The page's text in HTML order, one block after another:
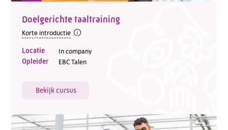
Doelgerichte taaltraining
Korte introductie
Locatie In company
Opleider EBC Talen
Bekijk cursus